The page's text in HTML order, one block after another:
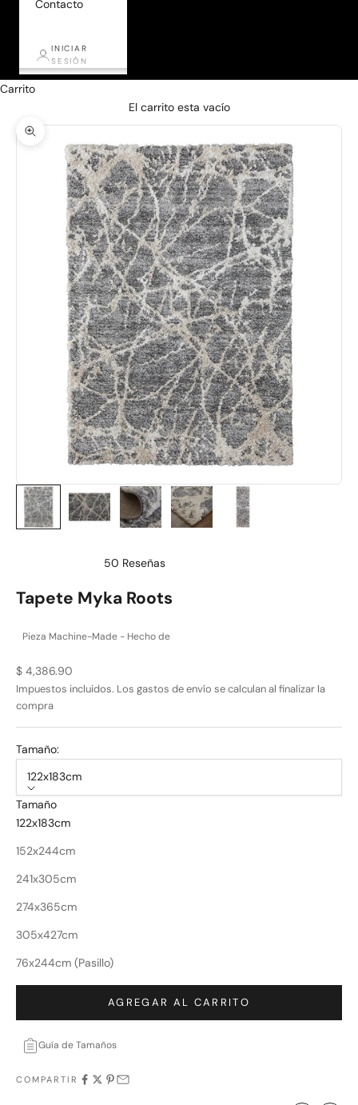
Contacto
INICIAR
SESIÓN
Carrito
El carrito esta vacío
Zoom
de
5
50 Reseñas
Tapete Myka Roots
Pieza Machine-Made - Hecho de
Precio de oferta
$ 4,386.90
Impuestos incluidos. Los gastos de envío se calculan al finalizar la
compra
Tamaño:
122x183cm
Tamaño
122x183cm
152x244cm
241x305cm
274x365cm
305x427cm
76x244cm (Pasillo)
AGREGAR AL CARRITO
Guía de Tamaños
COMPARTIR